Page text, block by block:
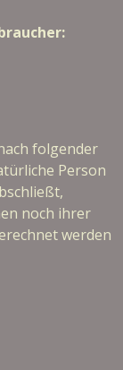
folgender
Person
noch ihrer
werden